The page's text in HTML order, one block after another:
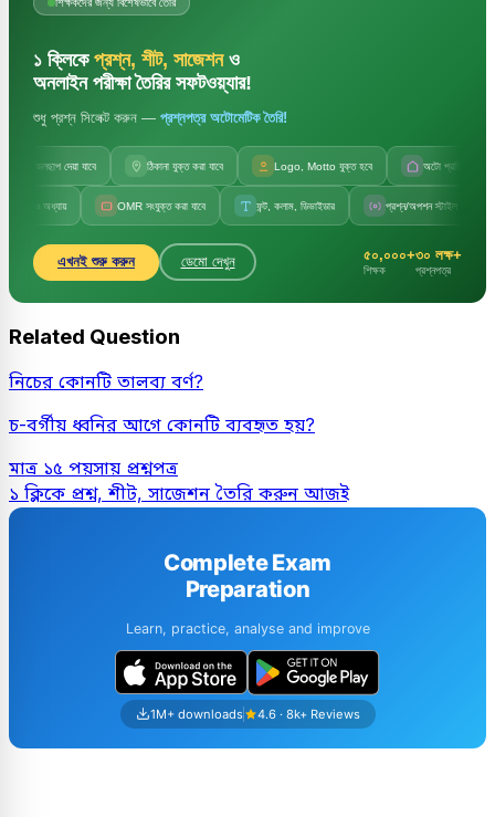
১ ক্লিকে প্রশ্ন, শীট, সাজেশনও
অনলাইন পরীক্ষা তৈরির সফটওয়্যার!
শুধু প্রশ্ন সিলেক্ট করুন — প্রশ্নপত্র অটোমেটিক তৈরি!
জলছাপ দেয়া যাবে ঠিকানা যুক্ত করা যাবে Logo, Motto যুক্ত হবে অটো প্রতিষ্ঠানের নাম
OMR সংযুক্ত করা যাবে ফন্ট, কলাম, ডিভাইডার প্রশ্ন/অপশন স্টাইল পরিবর্তন
এখনই শুরু করুন ডেমো দেখুন ৫০,০০০+
শিক্ষক
৩০ লক্ষ+
প্রশ্নপত্র
Related Question
নিচের কোনটি তালব্য বর্ণ?
চ-বর্গীয় ধ্বনির আগে কোনটি ব্যবহৃত হয়?
মাত্র ১৫ পয়সায় প্রশ্নপত্র
১ ক্লিকে প্রশ্ন, শীট, সাজেশন তৈরি করুন আজই
Complete Exam
Preparation
Learn, practice, analyse and improve
1M+ downloads 4.6 · 8k+ Reviews